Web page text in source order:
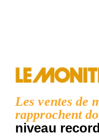
Les ventes de
rapprochent
niveau